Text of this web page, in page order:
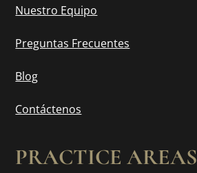
Nuestro Equipo
Preguntas Frecuentes
Blog
Contáctenos
PRACTICE AREAS